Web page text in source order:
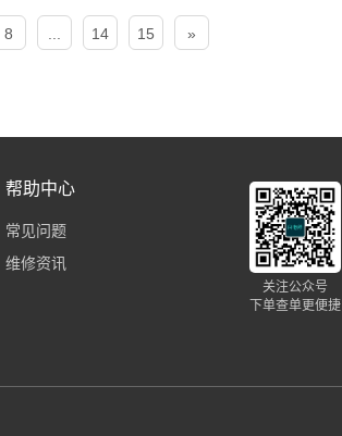
8 14 15 »
帮助中心
常见问题
维修资讯
关注公众号
下单查单更便捷